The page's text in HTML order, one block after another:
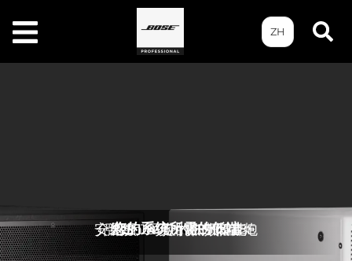
ZH
介绍ShowTime STS118E
您的系统所需的低端
安装级 18 英寸户外低音炮
强劲、可控的低频性能